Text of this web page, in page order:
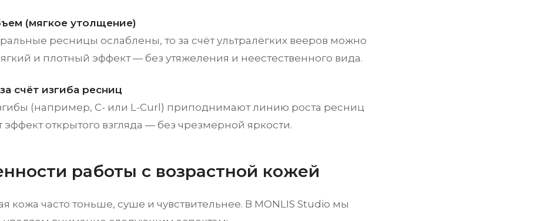
(мягкое утолщение)
ресницы ослаблены, то за счёт ультралёгких вееров можно
и плотный эффект — без утяжеления и неестественного вида.
счёт изгиба ресниц
(например, C- или L-Curl) приподнимают линию роста ресниц
эффект открытого взгляда — без чрезмерной яркости.
работы с возрастной кожей
кожа часто тоньше, суше и чувствительнее. В MONLIS Studio мы